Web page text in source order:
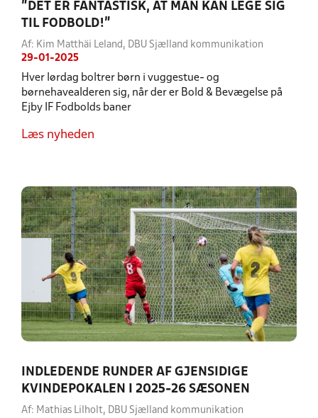
”DET ER FANTASTISK, AT MAN KAN LEGE SIG
TIL FODBOLD!”
Af: Kim Matthäi Leland, DBU Sjælland kommunikation
29-01-2025
Hver lørdag boltrer børn i vuggestue- og
børnehavealderen sig, når der er Bold & Bevægelse på
Ejby IF Fodbolds baner
Læs nyheden
INDLEDENDE RUNDER AF GJENSIDIGE
KVINDEPOKALEN I 2025-26 SÆSONEN
Af: Mathias Lilholt, DBU Sjælland kommunikation